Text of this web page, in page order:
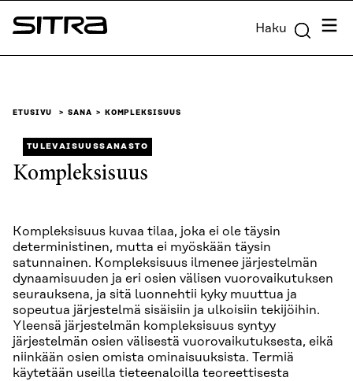
Siirry
suoraan
Sitra Haku
ETUSIVU SANA KOMPLEKSISUUS
TULEVAISUUSSANASTO
Kompleksisuus
Kompleksisuus kuvaa tilaa, joka ei ole täysin
deterministinen, mutta ei myöskään täysin
satunnainen. Kompleksisuus ilmenee järjestelmän
dynaamisuuden ja eri osien välisen vuorovaikutuksen
seurauksena, ja sitä luonnehtii kyky muuttua ja
sopeutua järjestelmä sisäisiin ja ulkoisiin tekijöihin.
Yleensä järjestelmän kompleksisuus syntyy
järjestelmän osien välisestä vuorovaikutuksesta, eikä
niinkään osien omista ominaisuuksista. Termiä
käytetään useilla tieteenaloilla teoreettisesta